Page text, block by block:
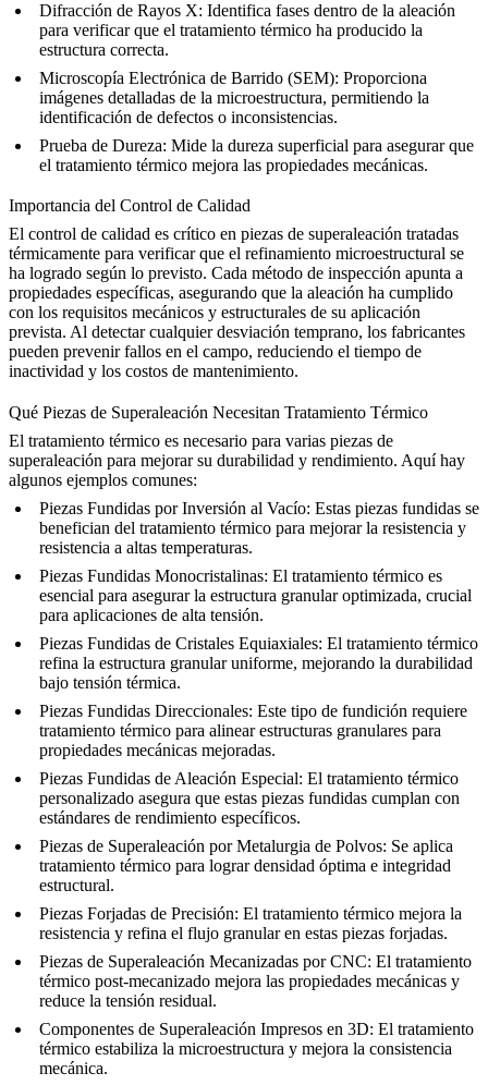
Difracción de Rayos X: Identifica fases dentro de la aleación
para verificar que el tratamiento térmico ha producido la
estructura correcta.
Microscopía Electrónica de Barrido (SEM): Proporciona
imágenes detalladas de la microestructura, permitiendo la
identificación de defectos o inconsistencias.
Prueba de Dureza: Mide la dureza superficial para asegurar que
el tratamiento térmico mejora las propiedades mecánicas.
Importancia del Control de Calidad
El control de calidad es crítico en piezas de superaleación tratadas
térmicamente para verificar que el refinamiento microestructural se
ha logrado según lo previsto. Cada método de inspección apunta a
propiedades específicas, asegurando que la aleación ha cumplido
con los requisitos mecánicos y estructurales de su aplicación
prevista. Al detectar cualquier desviación temprano, los fabricantes
pueden prevenir fallos en el campo, reduciendo el tiempo de
inactividad y los costos de mantenimiento.
Qué Piezas de Superaleación Necesitan Tratamiento Térmico
El tratamiento térmico es necesario para varias piezas de
superaleación para mejorar su durabilidad y rendimiento. Aquí hay
algunos ejemplos comunes:
Piezas Fundidas por Inversión al Vacío: Estas piezas fundidas se
benefician del tratamiento térmico para mejorar la resistencia y
resistencia a altas temperaturas.
Piezas Fundidas Monocristalinas: El tratamiento térmico es
esencial para asegurar la estructura granular optimizada, crucial
para aplicaciones de alta tensión.
Piezas Fundidas de Cristales Equiaxiales: El tratamiento térmico
refina la estructura granular uniforme, mejorando la durabilidad
bajo tensión térmica.
Piezas Fundidas Direccionales: Este tipo de fundición requiere
tratamiento térmico para alinear estructuras granulares para
propiedades mecánicas mejoradas.
Piezas Fundidas de Aleación Especial: El tratamiento térmico
personalizado asegura que estas piezas fundidas cumplan con
estándares de rendimiento específicos.
Piezas de Superaleación por Metalurgia de Polvos: Se aplica
tratamiento térmico para lograr densidad óptima e integridad
estructural.
Piezas Forjadas de Precisión: El tratamiento térmico mejora la
resistencia y refina el flujo granular en estas piezas forjadas.
Piezas de Superaleación Mecanizadas por CNC: El tratamiento
térmico post-mecanizado mejora las propiedades mecánicas y
reduce la tensión residual.
Componentes de Superaleación Impresos en 3D: El tratamiento
térmico estabiliza la microestructura y mejora la consistencia
mecánica.